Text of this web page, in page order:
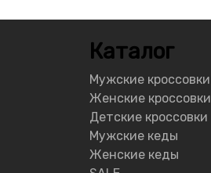
Каталог
Мужские кроссовки
Женские кроссовки
Детские кроссовки
Мужские кеды
Женские кеды